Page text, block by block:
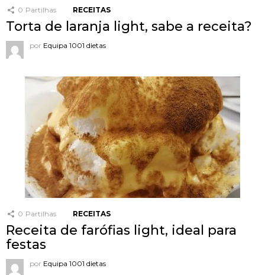
0 Partilhas RECEITAS
Torta de laranja light, sabe a receita?
por Equipa 1001 dietas
0 Partilhas RECEITAS
Receita de farófias light, ideal para
festas
por Equipa 1001 dietas